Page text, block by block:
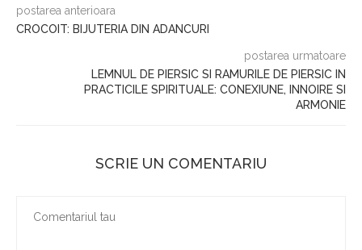
postarea anterioara
CROCOIT: BIJUTERIA DIN ADANCURI
postarea urmatoare
LEMNUL DE PIERSIC SI RAMURILE DE PIERSIC IN
PRACTICILE SPIRITUALE: CONEXIUNE, INNOIRE SI
ARMONIE
SCRIE UN COMENTARIU